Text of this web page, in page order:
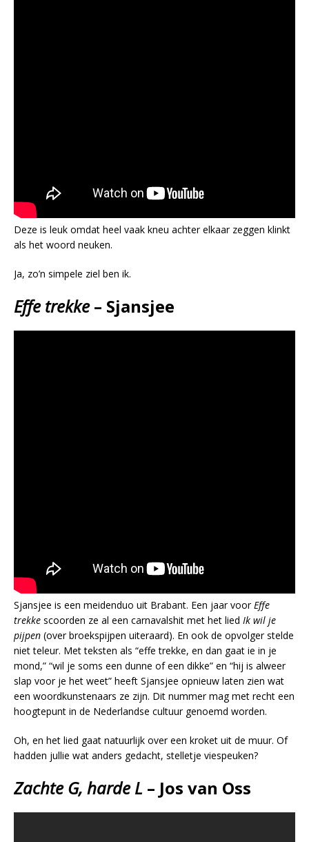
Deze is leuk omdat heel vaak kneu achter elkaar zeggen klinkt
als het woord neuken.
Ja, zo’n simpele ziel ben ik.
Effe trekke– Sjansjee
Sjansjee is een meidenduo uit Brabant. Een jaar voorEffe
trekke scoorden ze al een carnavalshit met het lied Ik wil je
pijpen (over broekspijpen uiteraard). En ook de opvolger stelde
niet teleur. Met teksten als “effe trekke, en dan gaat ie in je
mond,” “wil je soms een dunne of een dikke” en “hij is alweer
slap voor je het weet” heeft Sjansjee opnieuw laten zien wat
een woordkunstenaars ze zijn. Dit nummer mag met recht een
hoogtepunt in de Nederlandse cultuur genoemd worden.
Oh, en het lied gaat natuurlijk over een kroket uit de muur. Of
hadden jullie wat anders gedacht, stelletje viespeuken?
Zachte G, harde L – Jos van Oss